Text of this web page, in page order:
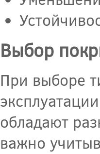
Выбор
При выборе
обладают
важно